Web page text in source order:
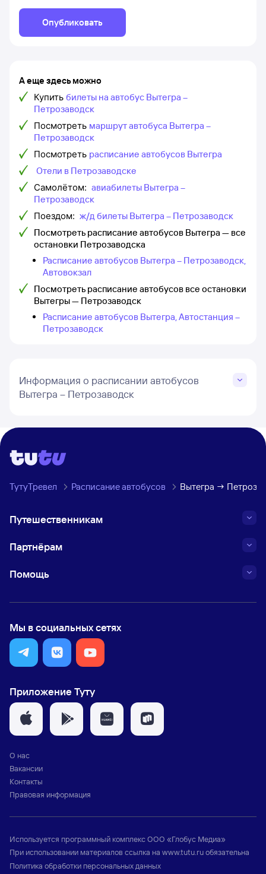
Опубликовать
А еще здесь можно
Купить билеты на автобус Вытегра –
Петрозаводск
Посмотреть маршрут автобуса Вытегра –
Петрозаводск
Посмотреть расписание автобусов Вытегра
Отели в Петрозаводске
Самолётом: авиабилеты Вытегра –
Петрозаводск
Поездом: ж/д билеты Вытегра – Петрозаводск
Посмотреть расписание автобусов Вытегра — все
остановки Петрозаводска
Расписание автобусов Вытегра – Петрозаводск,
Автовокзал
Посмотреть расписание автобусов все остановки
Вытегры — Петрозаводск
Расписание автобусов Вытегра, Автостанция –
Петрозаводск
Информация о расписании автобусов
Вытегра – Петрозаводск
ТутуТревел Расписание автобусов Вытегра →
Путешественникам
Партнёрам
Помощь
Мы в социальных сетях
Приложение Туту
О нас
Вакансии
Контакты
Правовая информация
Используется программный комплексООО «Глобус Медиа»
При использовании материалов ссылка на www.tutu.ruобязательна
Политика обработки персональных данных